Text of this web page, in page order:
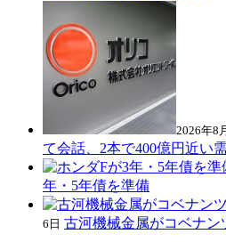
2026年8
て会話、2本で400億円近い
年・5年債を準備
6日 古河機械金属がコベナン